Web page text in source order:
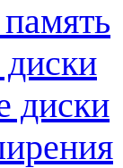
диски